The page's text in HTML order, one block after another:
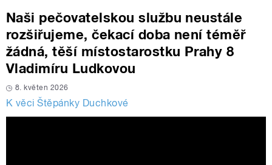
Naši pečovatelskou službu neustále
rozšiřujeme, čekací doba není téměř
žádná, těší místostarostku Prahy 8
Vladimíru Ludkovou
8. květen 2026
K věci Štěpánky Duchkové